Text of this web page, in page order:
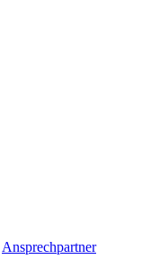
Ansprechpartner